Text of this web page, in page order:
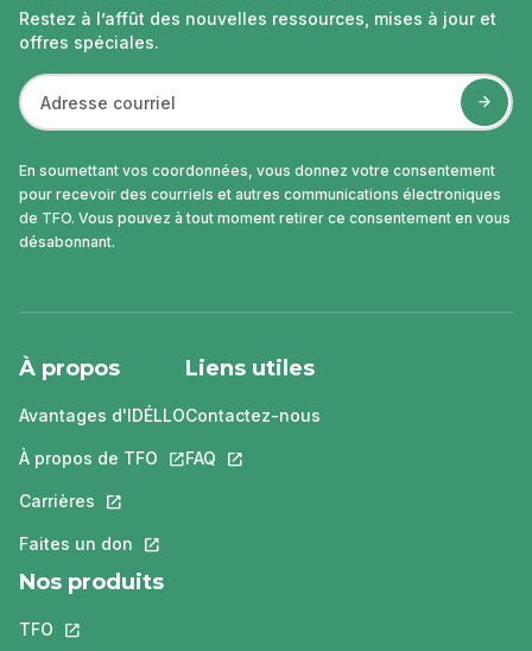
Restez à l’affût des nouvelles ressources, mises à jour et
offres spéciales.
En soumettant vos coordonnées, vous donnez votre consentement
pour recevoir des courriels et autres communications électroniques
de TFO. Vous pouvez à tout moment retirer ce consentement en vous
désabonnant.
À propos
Avantages d'IDÉLLO
À propos de TFO Ce lien s'ouvrira dans un nouvel onglet.
Carrières Ce lien s'ouvrira dans un nouvel onglet.
Faites un don Ce lien s'ouvrira dans un nouvel onglet.
Liens utiles
Contactez-nous
FAQ Ce lien s'ouvrira dans un nouvel
Nos produits
TFO Ce lien s'ouvrira dans un nouvel onglet.